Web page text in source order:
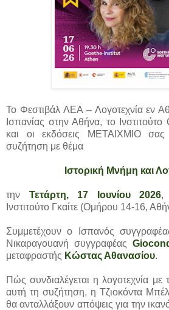
Το Φεστιβάλ ΛΕΑ – Λογοτεχνία εν
Ισπανίας στην Αθήνα, το
και οι εκδόσεις ΜΕΤΑΙΧΜΙΟ
συζήτηση με θέμα
Ιστορική Μνήμη και
την Τετάρτη, 17 Ιουνίου 2026,
Ινστιτούτο Γκαίτε (Ομήρου 14-16,
Συμμετέχουν ο Ισπανός
Νικαραγουανή συγγραφέας
μεταφραστής Κώστας Αθανασίου.
Πώς συνδιαλέγεται η λογοτεχνία με
αυτή τη συζήτηση, η Τζιοκόντα
θα ανταλλάξουν απόψεις για την